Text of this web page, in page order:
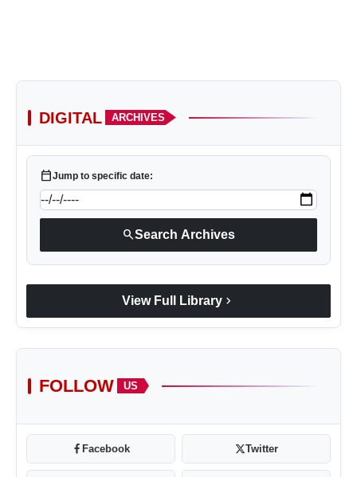
DIGITAL ARCHIVES
calendar_todayJump to specific date:
searchSearch Archives
View Full Library chevron_right
FOLLOW US
Facebook Twitter